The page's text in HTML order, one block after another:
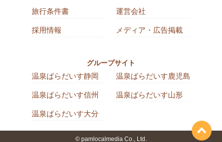
旅行条件書 運営会社
採用情報 メディア・広告掲載
グループサイト
温泉ぱらだいす静岡 温泉ぱらだいす鹿児島
温泉ぱらだいす信州 温泉ぱらだいす山形
温泉ぱらだいす大分
© pamlocalmedia Co., Ltd.